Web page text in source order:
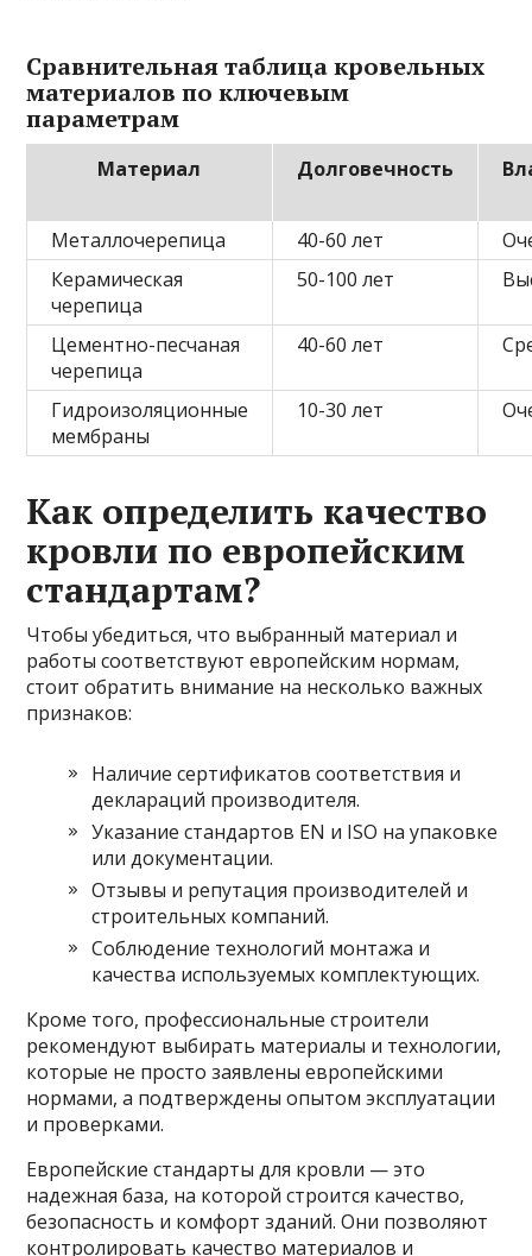
Сравнительная таблица кровельных
материалов по ключевым
параметрам
Материал Долговечность
Металлочерепица 40-60 лет
Керамическая
черепица
50-100 лет
Цементно-песчаная
черепица
40-60 лет
Гидроизоляционные
мембраны
10-30 лет
Как определить качество
кровли по европейским
стандартам?
Чтобы убедиться, что выбранный материал и
работы соответствуют европейским нормам,
стоит обратить внимание на несколько важных
признаков:
Наличие сертификатов соответствия и
деклараций производителя.
Указание стандартов EN и ISO на упаковке
или документации.
Отзывы и репутация производителей и
строительных компаний.
Соблюдение технологий монтажа и
качества используемых комплектующих.
Кроме того, профессиональные строители
рекомендуют выбирать материалы и технологии,
которые не просто заявлены европейскими
нормами, а подтверждены опытом эксплуатации
и проверками.
Европейские стандарты для кровли — это
надежная база, на которой строится качество,
безопасность и комфорт зданий. Они позволяют
контролировать качество материалов и